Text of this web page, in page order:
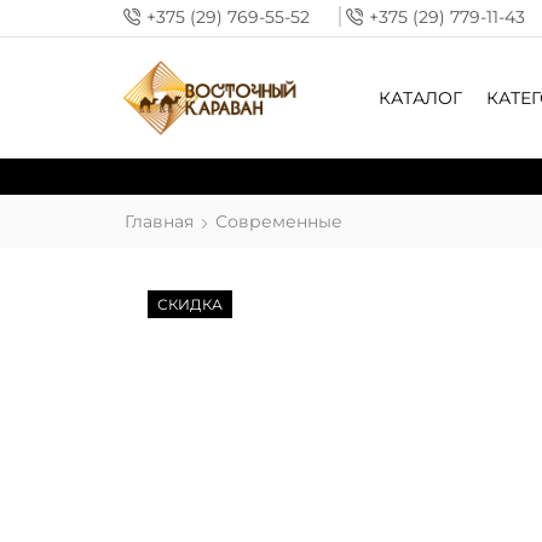
+375 (29) 769-55-52 +375 (29) 779-11-43
КАТАЛОГ
Главная Современные
СКИДКА